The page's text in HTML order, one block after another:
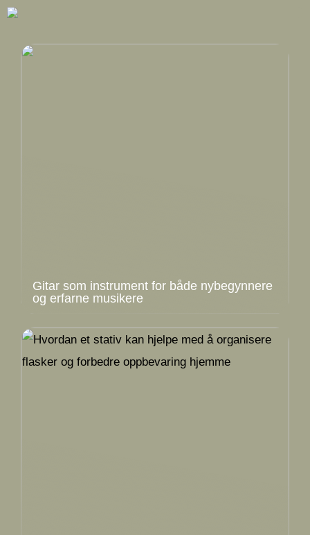
Gitar som instrument for både nybegynnere
og erfarne musikere